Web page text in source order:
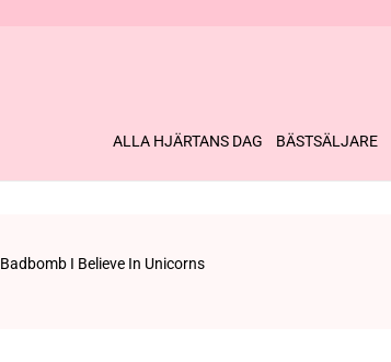
ALLA HJÄRTANS DAG BÄSTSÄLJARE
Badbomb I Believe In Unicorns